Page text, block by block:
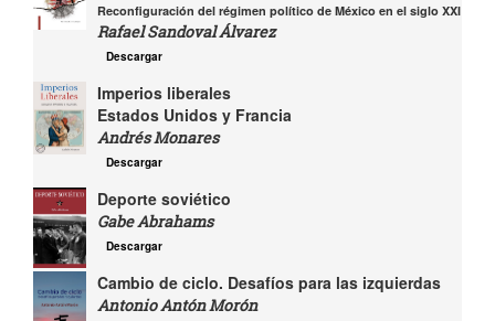
Reconfiguración del régimen político de México en el siglo XXI
Rafael Sandoval Álvarez
Descargar
Imperios liberales
Estados Unidos y Francia
Andrés Monares
Descargar
Deporte soviético
Gabe Abrahams
Descargar
Cambio de ciclo. Desafíos para las izquierdas
Antonio Antón Morón